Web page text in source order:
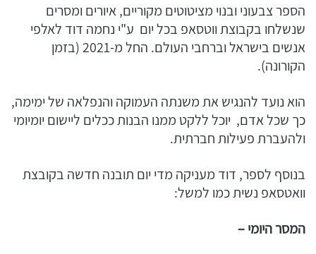
הספר צבעוני ובנוי מציטוטים מקוריים, איורים ומסרים
שנשלחו בקבוצת ווטסאפ בכל יום ע"י נחמה דוד לאלפי
אנשים בישראל וברחבי העולם. החל מ-2021 (בזמן
הקורונה).
הוא נועד להנגיש את משנתה העמוקה והנפלאה של ימימה,
כך שכל אדם, יוכל ללקט ממנו הבנות ככלים ליישום יומיומי
ולהעברת פעילות חברתית.
בנוסף לספר, דוד מעניקה מדי יום תובנה חדשה בקובצת
וואטסאפ נשית כמו למשל:
המסר היומי –